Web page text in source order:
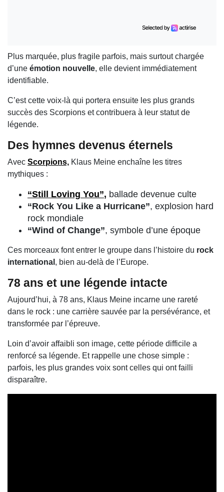
Plus marquée, plus fragile parfois, mais surtout chargée
d’une émotion nouvelle, elle devient immédiatement
identifiable.
C’est cette voix-là qui portera ensuite les plus grands
succès des Scorpions et contribuera à leur statut de
légende.
Des hymnes devenus éternels
Avec Scorpions, Klaus Meine enchaîne les titres
mythiques :
“Still Loving You”, ballade devenue culte
“Rock You Like a Hurricane”, explosion hard
rock mondiale
“Wind of Change”, symbole d’une époque
Ces morceaux font entrer le groupe dans l’histoire du rock
international , bien au-delà de l’Europe.
78 ans et une légende intacte
Aujourd’hui, à 78 ans, Klaus Meine incarne une rareté
dans le rock : une carrière sauvée par la persévérance, et
transformée par l’épreuve.
Loin d’avoir affaibli son image, cette période difficile a
renforcé sa légende. Et rappelle une chose simple :
parfois, les plus grandes voix sont celles qui ont failli
disparaître.